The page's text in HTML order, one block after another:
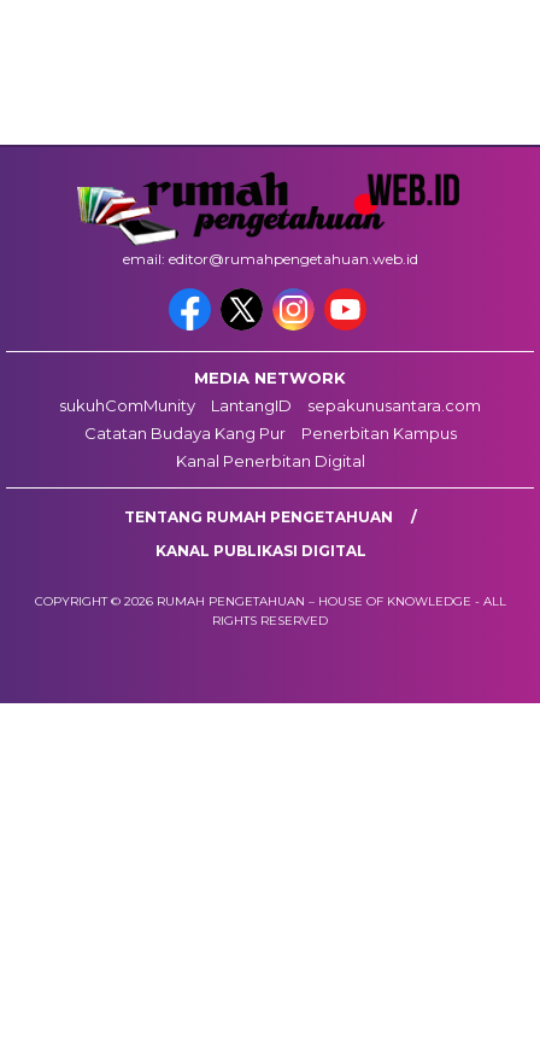
email: editor@rumahpengetahuan.web.id
MEDIA NETWORK
sukuhComMunity
LantangID
sepakunusantara.com
Catatan Budaya Kang Pur
Penerbitan Kampus
Kanal Penerbitan Digital
TENTANG RUMAH PENGETAHUAN
KANAL PUBLIKASI DIGITAL
COPYRIGHT © 2026 RUMAH PENGETAHUAN – HOUSE OF KNOWLEDGE - ALL
RIGHTS RESERVED